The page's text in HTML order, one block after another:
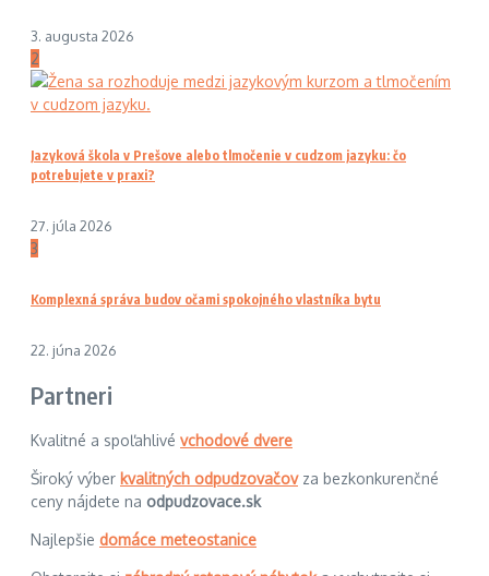
3. augusta 2026
2
Jazyková škola v Prešove alebo tlmočenie v cudzom jazyku: čo
potrebujete v praxi?
27. júla 2026
3
Komplexná správa budov očami spokojného vlastníka bytu
22. júna 2026
Partneri
Kvalitné a spoľahlivé vchodové dvere
Široký výber kvalitných odpudzovačovza bezkonkurenčné
ceny nájdete na odpudzovace.sk
Najlepšie domáce meteostanice